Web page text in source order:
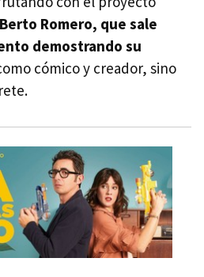
Berto Romero, que sale
demostrando su
cómico y creador, sino